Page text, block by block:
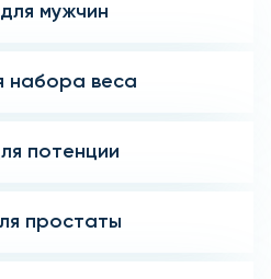
мужчин
набора веса
потенции
простаты